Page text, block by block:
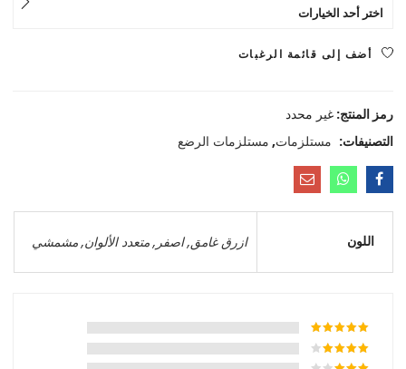
هو:
3.000 ﷼. 4.000 ﷼.
اختر أحد الخيارات
أضف إلى قائمة الرغبات
رمز المنتج:غير محدد
التصنيفات: مستلزمات, مستلزمات الرضع
اللون ازرق غامق,اصفر ,متعدد الألوان,مشمشي